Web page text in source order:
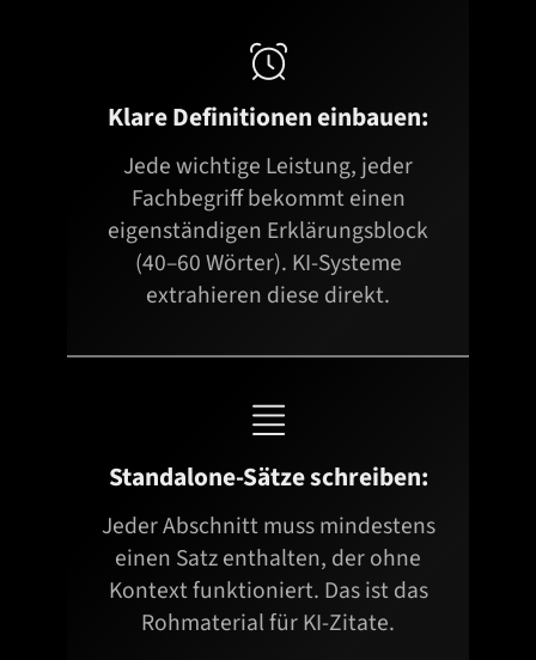

Klare Definitionen einbauen:
Jede wichtige Leistung, jeder
Fachbegriff bekommt einen
eigenständigen Erklärungsblock
(40–60 Wörter). KI-Systeme
extrahieren diese direkt.

Standalone-Sätze schreiben:
Jeder Abschnitt muss mindestens
einen Satz enthalten, der ohne
Kontext funktioniert. Das ist das
Rohmaterial für KI-Zitate.